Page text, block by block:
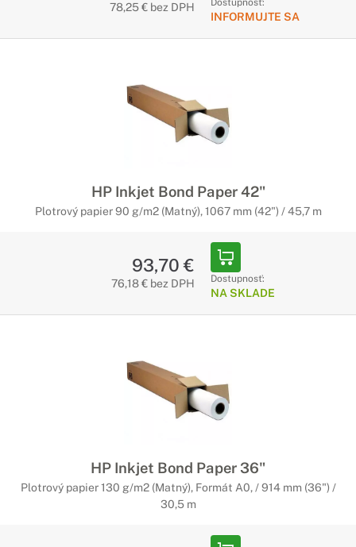
78,25 € bez DPH Dostupnosť:
INFORMUJTE SA
HP Inkjet Bond Paper 42"
Plotrový papier 90 g/m2 (Matný), 1067 mm (42") / 45,7 m
93,70 €
76,18 € bez DPH Dostupnosť:
NA SKLADE
HP Inkjet Bond Paper 36"
Plotrový papier 130 g/m2 (Matný), Formát A0, / 914 mm (36") /
30,5 m